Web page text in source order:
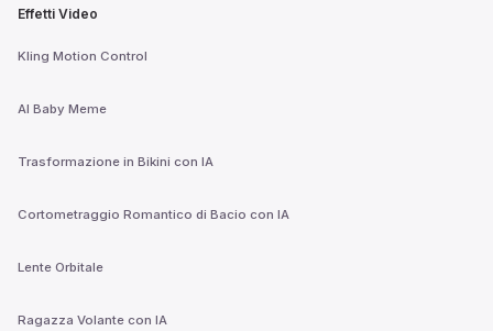
Effetti Video
Kling Motion Control
AI Baby Meme
Trasformazione in Bikini con IA
Cortometraggio Romantico di Bacio con IA
Lente Orbitale
Ragazza Volante con IA